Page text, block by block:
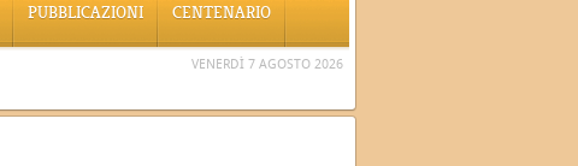
PUBBLICAZIONI CENTENARIO
VENERDÌ 7 AGOSTO 2026